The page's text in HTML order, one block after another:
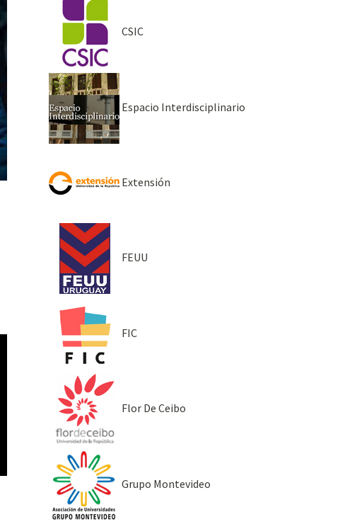
CSIC
Espacio Interdisciplinario
Extensión
FEUU
FIC
Flor De Ceibo
Grupo Montevideo